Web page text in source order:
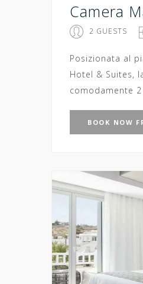
Camera
2 GUESTS
Posizionata al
Hotel & Suites,
comodamente
BOOK NOW